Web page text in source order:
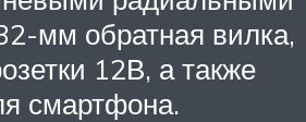
мм обратная вилка,
12В, а также
смартфона.